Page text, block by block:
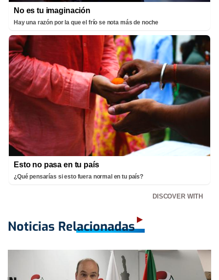
No es tu imaginación
Hay una razón por la que el frío se nota más de noche
Esto no pasa en tu país
¿Qué pensarías si esto fuera normal en tu país?
DISCOVER WITH
Noticias Relacionadas